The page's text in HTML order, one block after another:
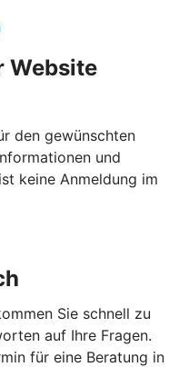
Website
den gewünschten
und
keine Anmeldung im
Sie schnell zu
auf Ihre Fragen.
für eine Beratung in